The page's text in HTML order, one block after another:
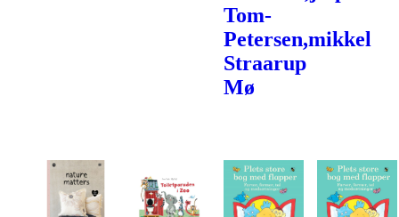
Tom-
Petersen,mikkel
Straarup
Mø